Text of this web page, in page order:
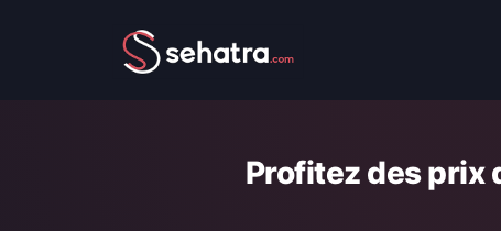
Profitez des prix